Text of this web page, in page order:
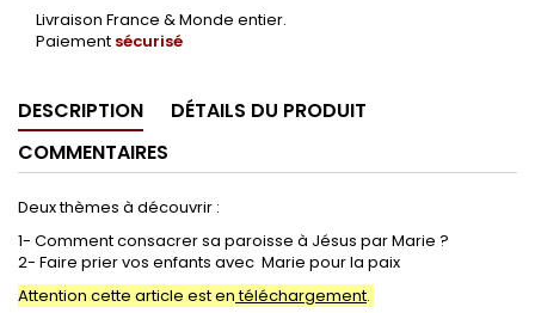
Livraison France & Monde entier.
Paiement sécurisé
DESCRIPTION
DÉTAILS DU PRODUIT
COMMENTAIRES
Deux thèmes à découvrir :
1- Comment consacrer sa paroisse à Jésus par Marie ?
2- Faire prier vos enfants avec Marie pour la paix
Attention cette article est entéléchargement.